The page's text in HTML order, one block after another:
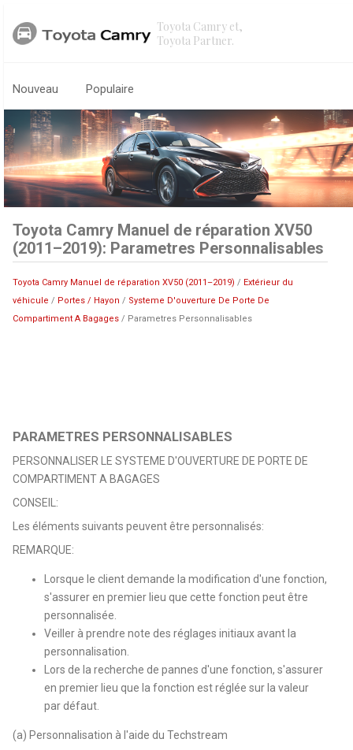
Toyota Camry et,
Toyota Partner.
Nouveau Populaire
Toyota Camry Manuel de réparation XV50
(2011–2019): Parametres Personnalisables
Toyota Camry Manuel de réparation XV50 (2011–2019) / Extérieur du
véhicule / Portes / Hayon / Systeme D'ouverture De Porte De
Compartiment A Bagages / Parametres Personnalisables
PARAMETRES PERSONNALISABLES
PERSONNALISER LE SYSTEME D'OUVERTURE DE PORTE DE
COMPARTIMENT A BAGAGES
CONSEIL:
Les éléments suivants peuvent être personnalisés:
REMARQUE:
Lorsque le client demande la modification d'une fonction,
s'assurer en premier lieu que cette fonction peut être
personnalisée.
Veiller à prendre note des réglages initiaux avant la
personnalisation.
Lors de la recherche de pannes d'une fonction, s'assurer
en premier lieu que la fonction est réglée sur la valeur
par défaut.
(a) Personnalisation à l'aide du Techstream